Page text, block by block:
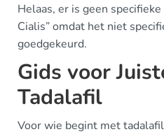
Helaas, er is geen
Cialis” omdat het niet
goedgekeurd.
Gids voor
Tadalafil
Voor wie begint met